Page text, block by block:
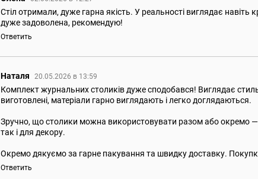
Стіл отримали, дуже гарна якість. У реальності виглядає
дуже задоволена, рекомендую!
Ответить
Наталя 20.05.2026 в 13:59
Комплект журнальних столиків дуже сподобався! Виглядає
виготовлені, матеріали гарно виглядають і легко доглядаються.
Зручно, що столики можна використовувати разом або окремо —
так і для декору.
Окремо дякуємо за гарне пакування та швидку доставку.
Ответить